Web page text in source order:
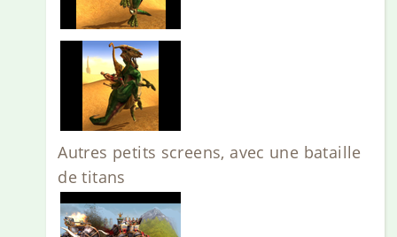
Autres petits screens, avec une bataille
de titans